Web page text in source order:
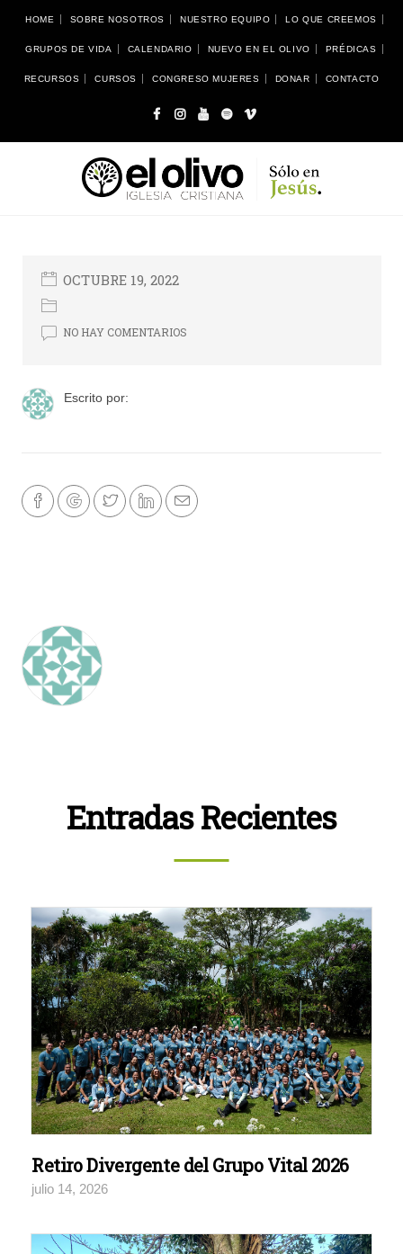
HOME SOBRE NOSOTROS NUESTRO EQUIPO LO QUE CREEMOS
GRUPOS DE VIDA CALENDARIO NUEVO EN EL OLIVO PRÉDICAS
RECURSOS CURSOS CONGRESO MUJERES DONAR CONTACTO
OCTUBRE 19, 2022
NO HAY COMENTARIOS
Escrito por:
Entradas Recientes
Retiro Divergente del Grupo Vital 2026
julio 14, 2026